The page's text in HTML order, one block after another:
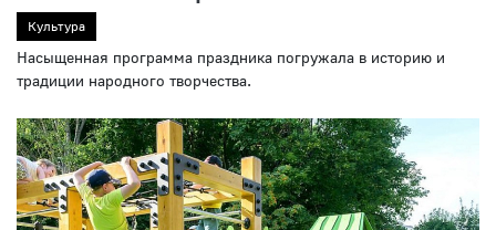
Культура
Насыщенная программа праздника погружала в историю и
традиции народного творчества.